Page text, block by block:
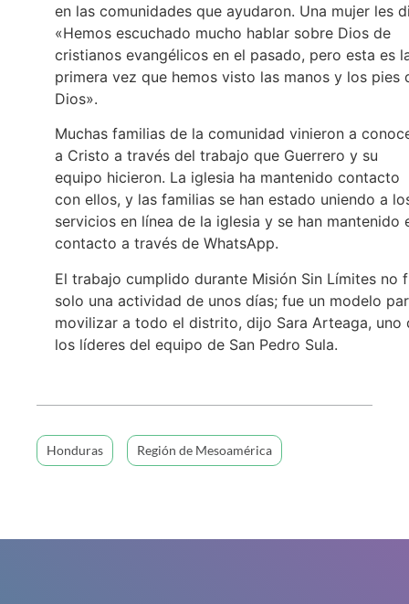
en las comunidades que ayudaron. Una mujer les
«Hemos escuchado mucho hablar sobre Dios de
cristianos evangélicos en el pasado, pero esta es
primera vez que hemos visto las manos y los pies
Dios».
Muchas familias de la comunidad vinieron a
a Cristo a través del trabajo que Guerrero y su
equipo hicieron. La iglesia ha mantenido contacto
con ellos, y las familias se han estado uniendo a
servicios en línea de la iglesia y se han mantenido
contacto a través de WhatsApp.
El trabajo cumplido durante Misión Sin Límites no
solo una actividad de unos días; fue un modelo
movilizar a todo el distrito, dijo Sara Arteaga, uno
los líderes del equipo de San Pedro Sula.
Honduras Región de Mesoamérica